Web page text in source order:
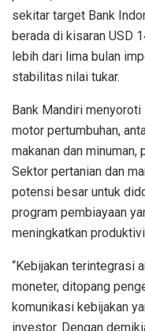
sekitar target Bank
berada di kisaran USD
lebih dari lima bulan
stabilitas nilai tukar.
Bank Mandiri
motor pertumbuhan,
makanan dan
Sektor pertanian dan
potensi besar untuk
program pembiayaan
meningkatkan
“Kebijakan terintegrasi
moneter, ditopang
komunikasi kebijakan
investor. Dengan